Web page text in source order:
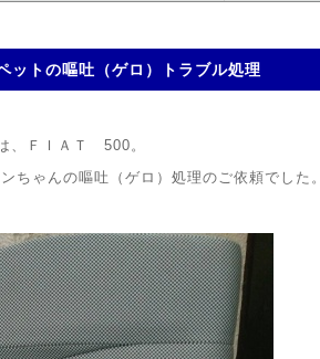
トの嘔吐（ゲロ）トラブル処理
、ＦＩＡＴ 500。
ちゃんの嘔吐（ゲロ）処理のご依頼でした。